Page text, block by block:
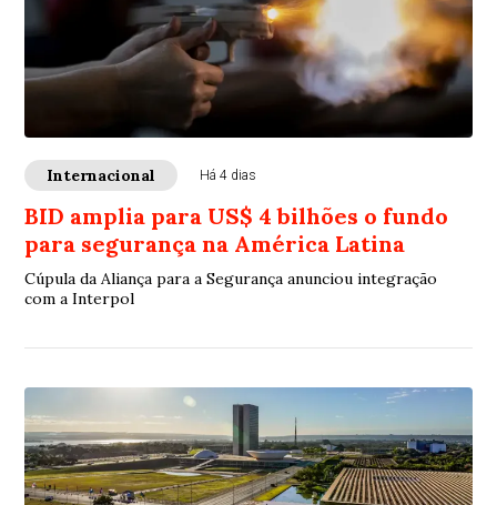
Internacional Há 4 dias
BID amplia para US$ 4 bilhões o fundo
para segurança na América Latina
Cúpula da Aliança para a Segurança anunciou integração
com a Interpol